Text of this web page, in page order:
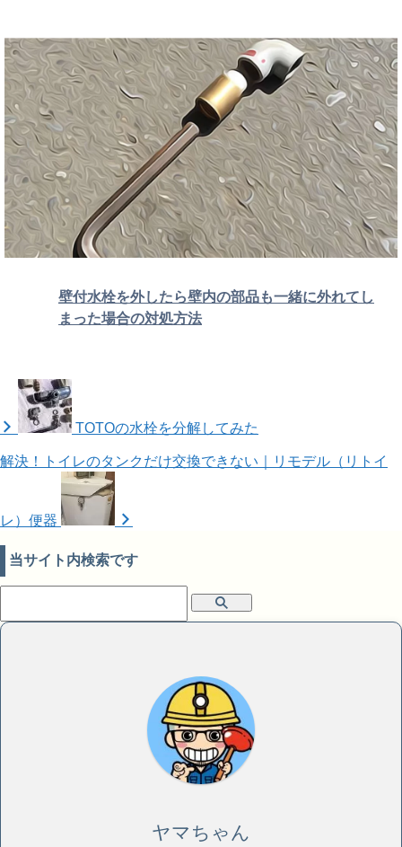
壁付水栓を外したら壁内の部品も一緒に外れてし
まった場合の対処方法
TOTOの水栓を分解してみた
解決！トイレのタンクだけ交換できない｜リモデル（リトイ
レ）便器
当サイト内検索です
ヤマちゃん